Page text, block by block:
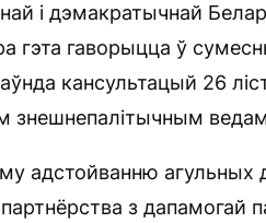
і дэмакратычнай
гэта гаворыцца ў
кансультацый 26
знешнепалітычным
адстойванню
з дапамогай